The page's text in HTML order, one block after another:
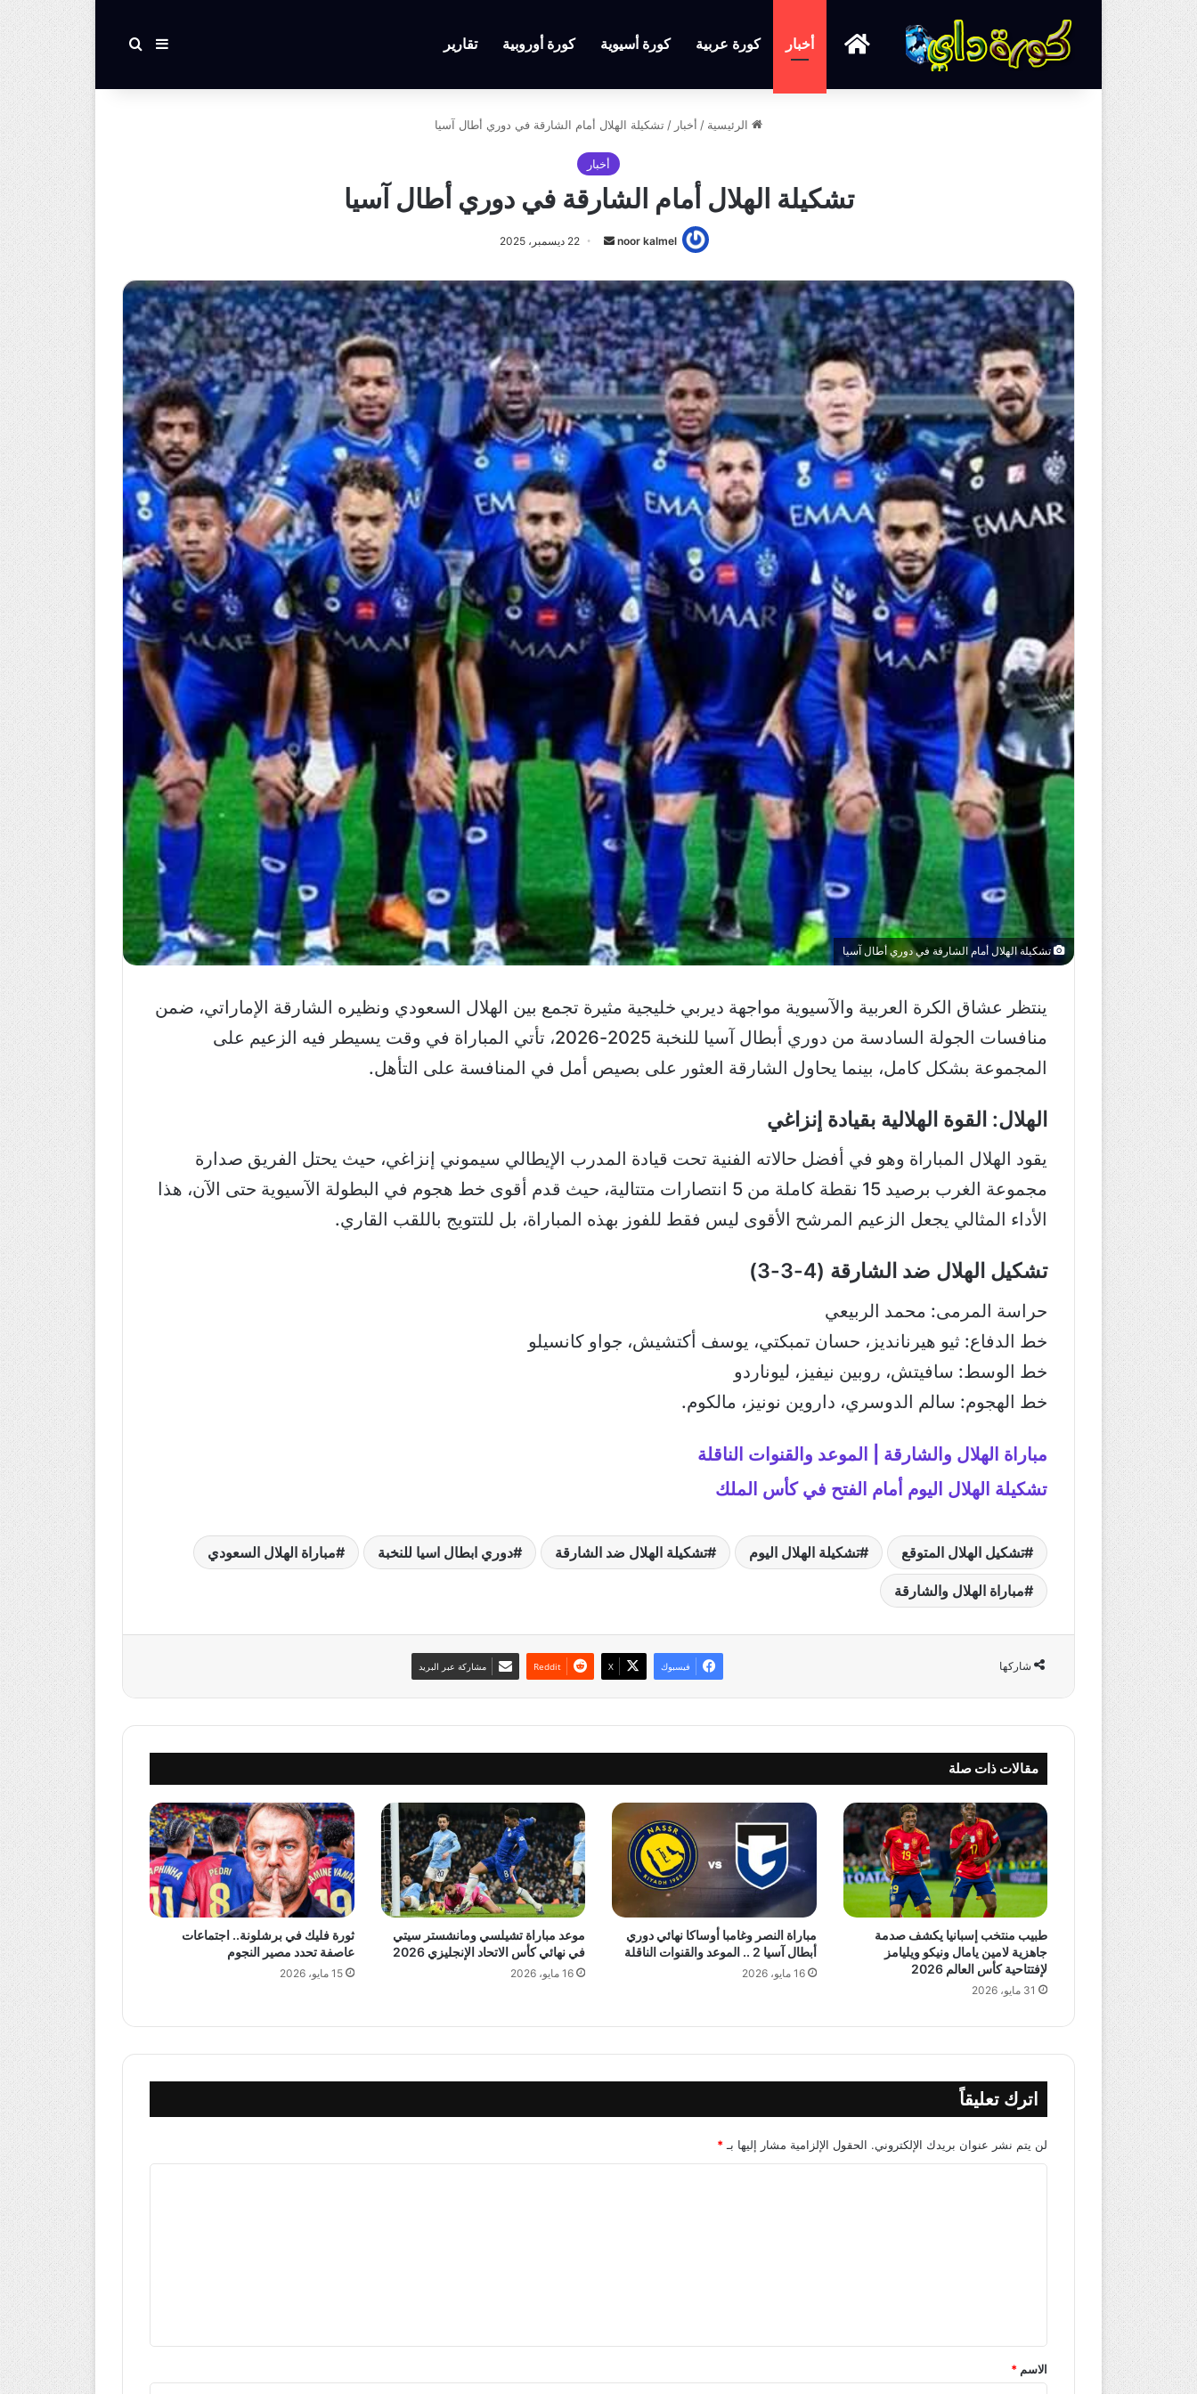
الرئيسية
أخبار كورة عربية كورة أسيوية كورة أوروبية تقارير إضافة عمود جانبي
بحث عن
الرئيسية / أخبار / تشكيلة الهلال أمام الشارقة في دوري أطال آسيا
أخبار
تشكيلة الهلال أمام الشارقة في دوري أطال آسيا
noor kalmel
أرسل
إلكترونيا
22 ديسمبر، 2025
تشكيلة الهلال أمام الشارقة في دوري أطال آسيا
ينتظر عشاق الكرة العربية والآسيوية مواجهة ديربي خليجية مثيرة تجمع بين الهلال السعودي ونظيره الشارقة الإماراتي، ضمن
منافسات الجولة السادسة من دوري أبطال آسيا للنخبة 2025-2026، تأتي المباراة في وقت يسيطر فيه الزعيم على
المجموعة بشكل كامل، بينما يحاول الشارقة العثور على بصيص أمل في المنافسة على التأهل.
الهلال: القوة الهلالية بقيادة إنزاغي
يقود الهلال المباراة وهو في أفضل حالاته الفنية تحت قيادة المدرب الإيطالي سيموني إنزاغي، حيث يحتل الفريق صدارة
مجموعة الغرب برصيد 15 نقطة كاملة من 5 انتصارات متتالية، حيث قدم أقوى خط هجوم في البطولة الآسيوية حتى الآن، هذا
الأداء المثالي يجعل الزعيم المرشح الأقوى ليس فقط للفوز بهذه المباراة، بل للتتويج باللقب القاري.
تشكيل الهلال ضد الشارقة (4-3-3)
حراسة المرمى: محمد الربيعي
خط الدفاع: ثيو هيرنانديز، حسان تمبكتي، يوسف أكتشيش، جواو كانسيلو
خط الوسط: سافيتش، روبين نيفيز، ليوناردو
خط الهجوم: سالم الدوسري، داروين نونيز، مالكوم.
مباراة الهلال والشارقة | الموعد والقنوات الناقلة
تشكيلة الهلال اليوم أمام الفتح في كأس الملك
تشكيل الهلال المتوقع تشكيلة الهلال اليوم تشكيلة الهلال ضد الشارقة دوري ابطال اسيا للنخبة مباراة الهلال السعودي
مباراة الهلال والشارقة
شاركها فيسبوك ‫X
‏Reddit مشاركة عبر البريد
مقالات ذات صلة
طبيب منتخب إسبانيا يكشف صدمة
جاهزية لامين يامال ونيكو ويليامز
لإفتتاحية كأس العالم 2026
31 مايو، 2026
مباراة النصر وغامبا أوساكا نهائي دوري
أبطال آسيا 2 .. الموعد والقنوات الناقلة
16 مايو، 2026
موعد مباراة تشيلسي ومانشستر سيتي
في نهائي كأس الاتحاد الإنجليزي 2026
16 مايو، 2026
ثورة فليك في برشلونة.. اجتماعات
عاصفة تحدد مصير النجوم
15 مايو، 2026
اترك تعليقاً
لن يتم نشر عنوان بريدك الإلكتروني. الحقول الإلزامية مشار إليها بـ*
*
الاسم *